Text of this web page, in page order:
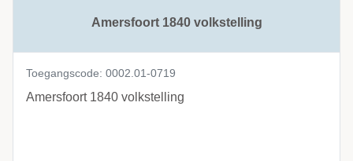
Amersfoort 1840 volkstelling
Toegangscode: 0002.01-0719
Amersfoort 1840 volkstelling